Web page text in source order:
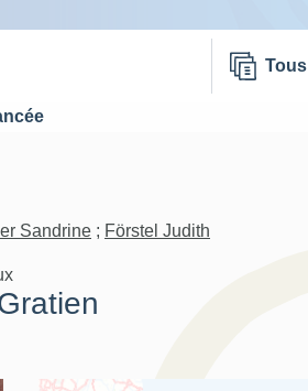
Tous
Sandrine ; Förstel Judith